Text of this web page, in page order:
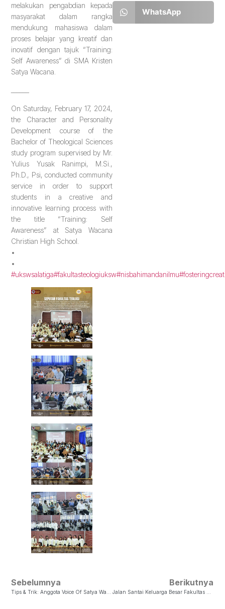
melakukan pengabdian kepada
masyarakat dalam rangka
mendukung mahasiswa dalam
proses belajar yang kreatif dan
inovatif dengan tajuk “Training:
Self Awareness” di SMA Kristen
Satya Wacana.
On Saturday, February 17, 2024,
the Character and Personality
Development course of the
Bachelor of Theological Sciences
study program supervised by Mr.
Yulius Yusak Ranimpi, M.Si.,
Ph.D., Psi, conducted community
service in order to support
students in a creative and
innovative learning process with
the title “Training: Self
Awareness” at Satya Wacana
Christian High School.
•
•
#ukswsalatiga#fakultasteologiuksw#nisbahimandanilmu
WhatsApp
Sebelumnya Berikutnya